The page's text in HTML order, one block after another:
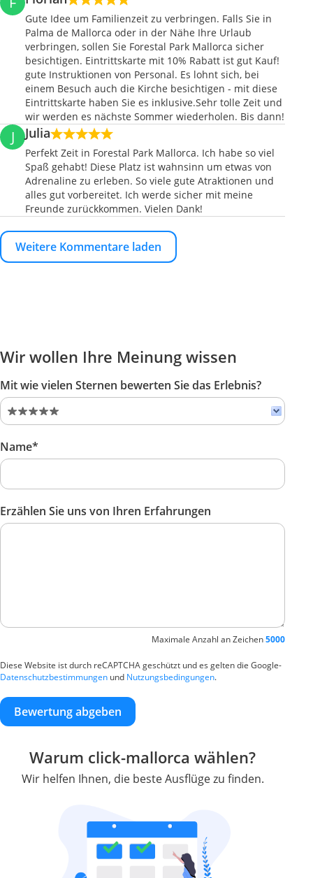
Gute Idee um Familienzeit zu verbringen. Falls Sie in
Palma de Mallorca oder in der Nähe Ihre Urlaub
verbringen, sollen Sie Forestal Park Mallorca sicher
besichtigen. Eintrittskarte mit 10% Rabatt ist gut Kauf!
gute Instruktionen von Personal. Es lohnt sich, bei
einem Besuch auch die Kirche besichtigen - mit diese
Eintrittskarte haben Sie es inklusive.Sehr tolle Zeit und
wir werden es nächste Sommer wiederholen. Bis dann!
J Julia
Perfekt Zeit in Forestal Park Mallorca. Ich habe so viel
Spaß gehabt! Diese Platz ist wahnsinn um etwas von
Adrenaline zu erleben. So viele gute Atraktionen und
alles gut vorbereitet. Ich werde sicher mit meine
Freunde zurückkommen. Vielen Dank!
Weitere Kommentare laden
Wir wollen Ihre Meinung wissen
Mit wie vielen Sternen bewerten Sie das Erlebnis?
Name*
Erzählen Sie uns von Ihren Erfahrungen
Maximale Anzahl an Zeichen5000
Diese Website ist durch reCAPTCHA geschützt und es gelten die Google-
Datenschutzbestimmungen und Nutzungsbedingungen.
Bewertung abgeben
Warum click-mallorca wählen?
Wir helfen Ihnen, die beste Ausflüge zu finden.